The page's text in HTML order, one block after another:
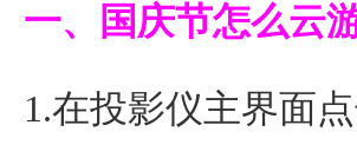
一、国庆节怎么云
1.在投影仪主界面